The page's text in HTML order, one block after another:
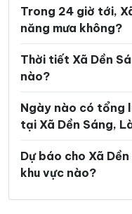
Xã Mỏ Vàng
Xã Mường Bo
Xã Mường Khương
Xã Nậm Chày
Xã Nậm Xé
Xã Pha Long
Xã Phong Dụ Hạ
Trong 24 giờ tới,
năng mưa không?
Thời tiết Xã Dền
nào?
Ngày nào có tổng
tại Xã Dền Sáng,
Dự báo cho Xã
khu vực nào?